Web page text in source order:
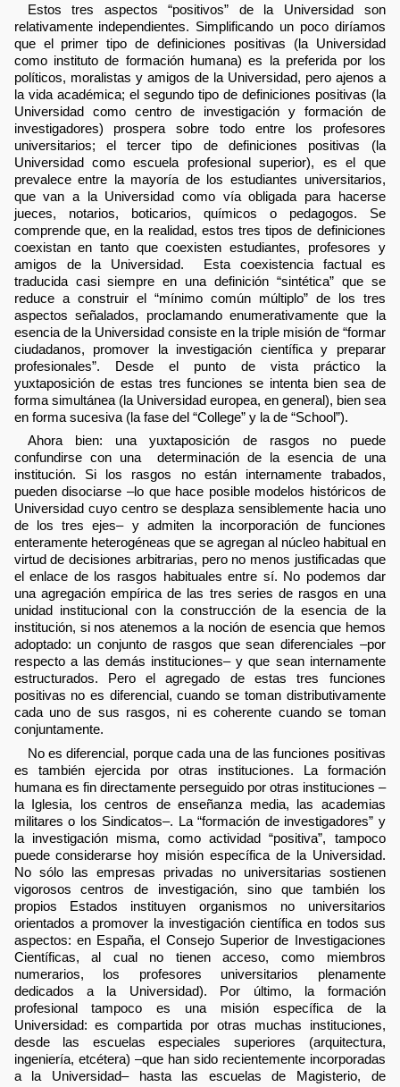
Estos tres aspectos “positivos” de la Universidad son
relativamente independientes. Simplificando un poco diríamos
que el primer tipo de definiciones positivas (la Universidad
como instituto de formación humana) es la preferida por los
políticos, moralistas y amigos de la Universidad, pero ajenos a
la vida académica; el segundo tipo de definiciones positivas (la
Universidad como centro de investigación y formación de
investigadores) prospera sobre todo entre los profesores
universitarios; el tercer tipo de definiciones positivas (la
Universidad como escuela profesional superior), es el que
prevalece entre la mayoría de los estudiantes universitarios,
que van a la Universidad como vía obligada para hacerse
jueces, notarios, boticarios, químicos o pedagogos. Se
comprende que, en la realidad, estos tres tipos de definiciones
coexistan en tanto que coexisten estudiantes, profesores y
amigos de la Universidad. Esta coexistencia factual es
traducida casi siempre en una definición “sintética” que se
reduce a construir el “mínimo común múltiplo” de los tres
aspectos señalados, proclamando enumerativamente que la
esencia de la Universidad consiste en la triple misión de “formar
ciudadanos, promover la investigación científica y preparar
profesionales”. Desde el punto de vista práctico la
yuxtaposición de estas tres funciones se intenta bien sea de
forma simultánea (la Universidad europea, en general), bien sea
en forma sucesiva (la fase del “College” y la de “School”).
Ahora bien: una yuxtaposición de rasgos no puede
confundirse con una determinación de la esencia de una
institución. Si los rasgos no están internamente trabados,
pueden disociarse –lo que hace posible modelos históricos de
Universidad cuyo centro se desplaza sensiblemente hacia uno
de los tres ejes– y admiten la incorporación de funciones
enteramente heterogéneas que se agregan al núcleo habitual en
virtud de decisiones arbitrarias, pero no menos justificadas que
el enlace de los rasgos habituales entre sí. No podemos dar
una agregación empírica de las tres series de rasgos en una
unidad institucional con la construcción de la esencia de la
institución, si nos atenemos a la noción de esencia que hemos
adoptado: un conjunto de rasgos que sean diferenciales –por
respecto a las demás instituciones– y que sean internamente
estructurados. Pero el agregado de estas tres funciones
positivas no es diferencial, cuando se toman distributivamente
cada uno de sus rasgos, ni es coherente cuando se toman
conjuntamente.
No es diferencial, porque cada una de las funciones positivas
es también ejercida por otras instituciones. La formación
humana es fin directamente perseguido por otras instituciones –
la Iglesia, los centros de enseñanza media, las academias
militares o los Sindicatos–. La “formación de investigadores” y
la investigación misma, como actividad “positiva”, tampoco
puede considerarse hoy misión específica de la Universidad.
No sólo las empresas privadas no universitarias sostienen
vigorosos centros de investigación, sino que también los
propios Estados instituyen organismos no universitarios
orientados a promover la investigación científica en todos sus
aspectos: en España, el Consejo Superior de Investigaciones
Científicas, al cual no tienen acceso, como miembros
numerarios, los profesores universitarios plenamente
dedicados a la Universidad). Por último, la formación
profesional tampoco es una misión específica de la
Universidad: es compartida por otras muchas instituciones,
desde las escuelas especiales superiores (arquitectura,
ingeniería, etcétera) –que han sido recientemente incorporadas
a la Universidad– hasta las escuelas de Magisterio, de